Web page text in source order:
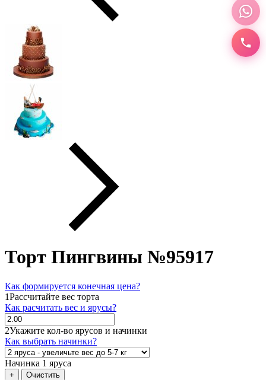
Торт Пингвины №95917
Как формируется конечная цена?
1Рассчитайте вес торта
Как расчитать вес и ярусы?
2Укажите кол-во ярусов и начинки
Как выбрать начинки?
Начинка 1 яруса
+ Очистить